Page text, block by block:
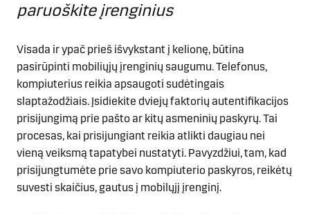
paruoškite įrenginius
Visada ir ypač prieš išvykstant į kelionę, būtina
pasirūpinti mobiliųjų įrenginių saugumu. Telefonus,
kompiuterius reikia apsaugoti sudėtingais
slaptažodžiais. Įsidiekite dviejų faktorių autentifikacijos
prisijungimą prie pašto ar kitų asmeninių paskyrų. Tai
procesas, kai prisijungiant reikia atlikti daugiau nei
vieną veiksmą tapatybei nustatyti. Pavyzdžiui, tam, kad
prisijungtumėte prie savo kompiuterio paskyros, reikėtų
suvesti skaičius, gautus į mobilųjį įrenginį.